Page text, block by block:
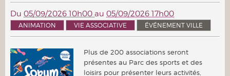
Du 05/09/2026 10h00 au 05/09/2026 17h00
ANIMATION VIE ASSOCIATIVE ÉVÉNEMENT VILLE
Plus de 200 associations seront
présentes au Parc des sports et des
loisirs pour présenter leurs activités,